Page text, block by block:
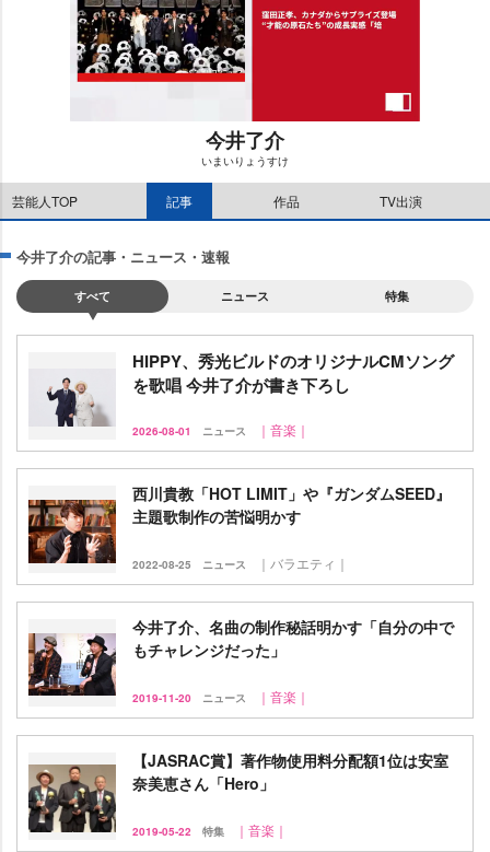
M
t
今井了介
いまいりょうすけ
芸能人TOP 記事 作品 TV出演
今井了介の記事・ニュース・速報
すべて ニュース 特集
HIPPY、秀光ビルドのオリジナルCMソング
を歌唱 今井了介が書き下ろし
2026-08-01 ニュース ｜音楽｜
西川貴教「HOT LIMIT」や『ガンダムSEED』
主題歌制作の苦悩明かす
2022-08-25 ニュース ｜バラエティ｜
今井了介、名曲の制作秘話明かす「自分の中で
もチャレンジだった」
2019-11-20 ニュース ｜音楽｜
【JASRAC賞】著作物使用料分配額1位は安室
奈美恵さん「Hero」
2019-05-22 特集 ｜音楽｜